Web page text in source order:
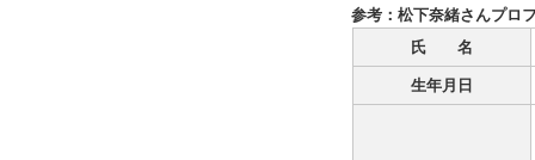
参考：松下奈緒さんプロ
氏 名
生年月日